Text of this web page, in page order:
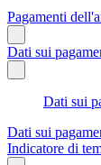
Pagamenti
Dati sui
Dati sui
Dati sui
Indicatore di